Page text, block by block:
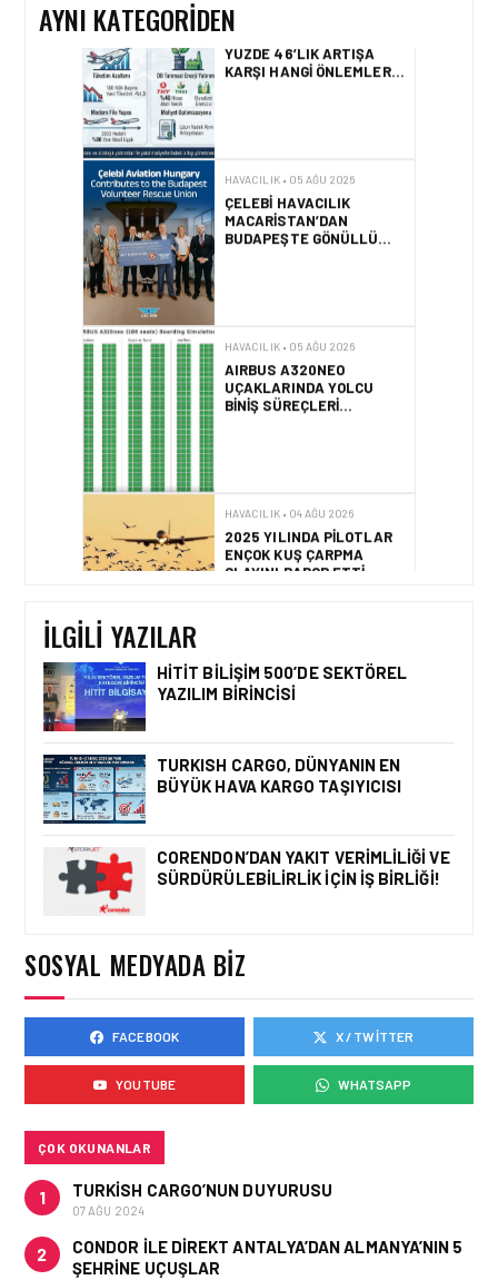
AYNI KATEGORIDEN
ÇELEBI HAVACILIK
HAVACILIK • 05 AĞU 2026
AIRBUS A320NEO
HAVACILIK • 04 AĞU 2026
2025 YILINDA PILOTLAR
HAVACILIK • 04 AĞU 2026
IFATCA 2027 YILLIK
SEKTÖREL YAZILIM
BIRINCISI
HAVACILIK • 05 AĞU 2026
ALINIYOR?
HAVACILIK • 05 AĞU 2026
ÇELEBI HAVACILIK
MACARISTAN’DAN
BUDAPEŞTE GÖNÜLLÜ
İLGILI YAZILAR
HITIT BILIŞIM 500’DE SEKTÖREL
YAZILIM BIRINCISI
TURKISH CARGO, DÜNYANIN EN
BÜYÜK HAVA KARGO TAŞIYICISI
CORENDON’DAN YAKIT VERIMLILIĞI VE
SÜRDÜRÜLEBILIRLIK IÇIN İŞ BIRLIĞI!
SOSYAL MEDYADA BIZ
FACEBOOK X / TWITTER
YOUTUBE WHATSAPP
ÇOK OKUNANLAR
1 TURKISH CARGO’NUN DUYURUSU
07 AĞU 2024
2
CONDOR ILE DIREKT ANTALYA’DAN ALMANYA’NIN 5
ŞEHRINE UÇUŞLAR